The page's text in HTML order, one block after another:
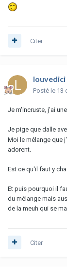
Citer
louvedici
Posté le 13
Je m'incruste, j'ai
Je pige que dalle
Moi le mélange que
adorent.
Est ce qu'il faut y
Et puis pourquoi il
du mélange mais
de la meuh qui se
Citer